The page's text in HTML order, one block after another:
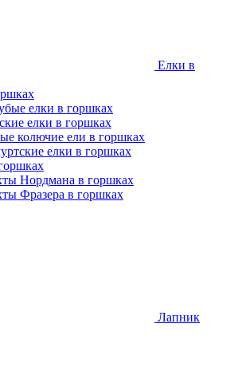
Елки в
елки в горшках
елки в горшках
колючие ели в горшках
елки в горшках
Нордмана в горшках
Фразера в горшках
Лапник